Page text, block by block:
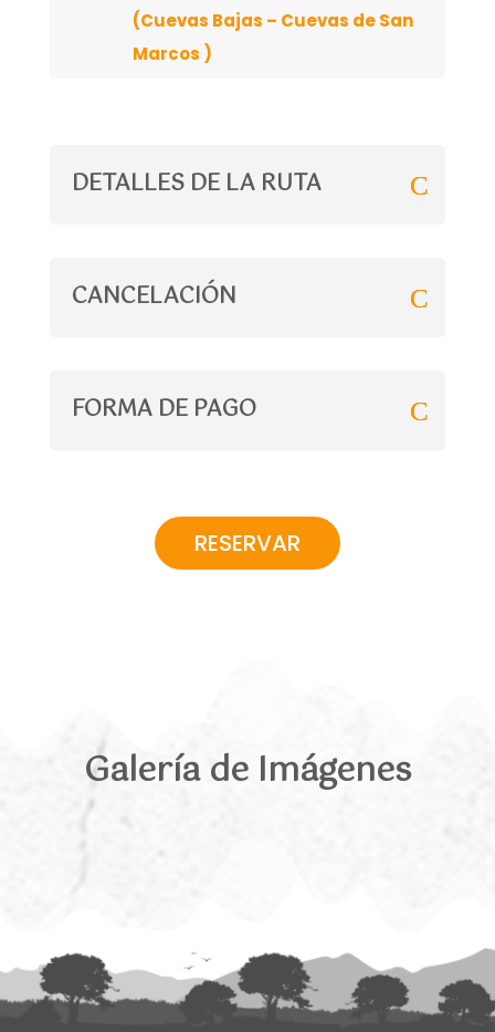
(Cuevas Bajas – Cuevas de San
Marcos )
DETALLES DE LA RUTA
CANCELACIÓN
FORMA DE PAGO
RESERVAR
Galería de Imágenes